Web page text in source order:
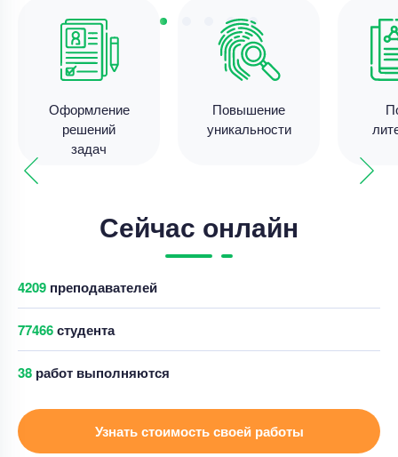
Оформление
решений
задач
Повышение
уникальности
Сейчас онлайн
4212 преподавателей
77462студента
48 работ выполняются
Узнать стоимость своей работы
Цена7000 ₽
15 минут назад
Срок выполнения
3 дней
Цена3800 ₽
8 минут назад
Решение задач
Решение психологической задачи в приложении
Уникальность50%